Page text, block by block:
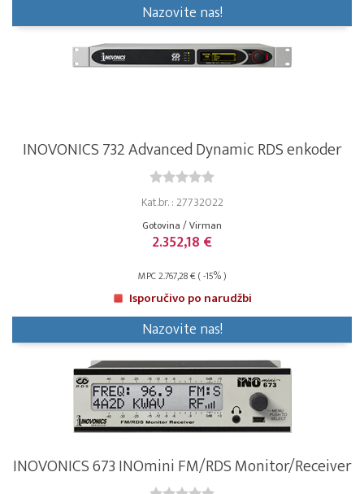
Nazovite nas!
INOVONICS 732 Advanced Dynamic RDS enkoder
Kat.br. : 27732022
Gotovina / Virman
2.352,18 €
MPC 2.767,28 € ( -15% )
Isporučivo po narudžbi
Nazovite nas!
INOVONICS 673 INOmini FM/RDS Monitor/Receiver